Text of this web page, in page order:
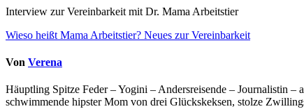
Interview zur Vereinbarkeit mit Dr. Mama Arbeitstier
Beitragsnavigation
Wieso heißt Mama Arbeitstier? Neues zur Vereinbarkeit
Von Verena
Häuptling Spitze Feder – Yogini – Andersreisende – Journalistin –
schwimmende hipster Mom von drei Glückskeksen, stolze